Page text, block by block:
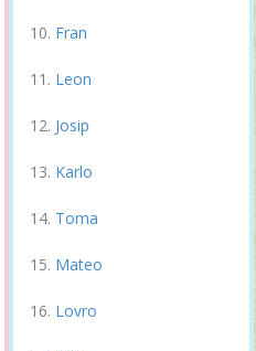
Fran
Leon
Josip
Karlo
Toma
Mateo
Lovro